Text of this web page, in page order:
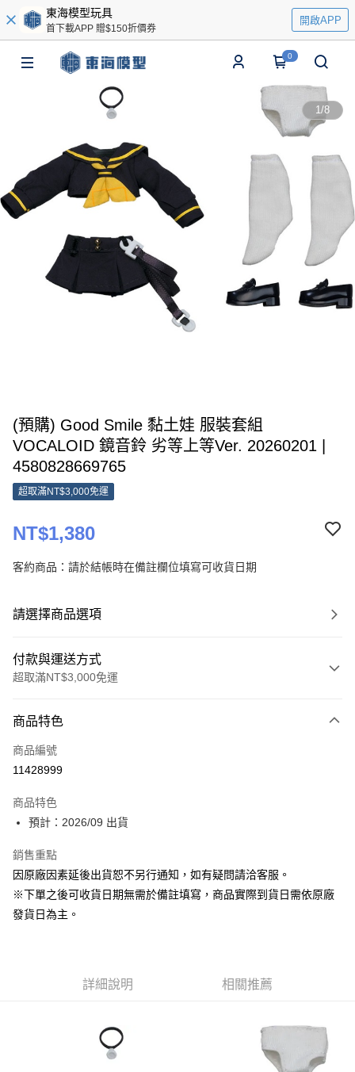
東海模型玩具
首下載APP 贈$150折價券
開啟APP
0
1/8
(預購) Good Smile 黏土娃 服裝套組
VOCALOID 鏡音鈴 劣等上等Ver. 20260201 |
4580828669765
超取滿NT$3,000免運
NT$1,380
客約商品：請於結帳時在備註欄位填寫可收貨日期
請選擇商品選項
付款與運送方式
超取滿NT$3,000免運
信用卡一次付款
超商取貨付款
大哥付你分期
【大哥付你分期使用說明】
1.本服務由台灣大哥大提供，台灣大哥大用戶可立即使用無須另外申請。
流程，驗證手機門號後，選擇欲分期的期數、繳款截止日，確認付款後即完
成交易。
【繳款方式說明】
2.透過簡訊連結打開帳單後，可選擇「超商條碼／台灣大直營門市／銀行轉
帳／街口支付／iPASS MONEY」等通路繳費。
ATM付款
運送方式
預購-付款後全家取貨(舊)
預購-7-11取貨付款(舊)
每筆NT$90，滿NT$3,000(含以上)免運費
商品特色
商品編號
11428999
商品特色
預計：2026/09 出貨
銷售重點
因原廠因素延後出貨恕不另行通知，如有疑問請洽客服。
※下單之後可收貨日期無需於備註填寫，商品實際到貨日需依原廠
發貨日為主。
詳細說明 相關推薦